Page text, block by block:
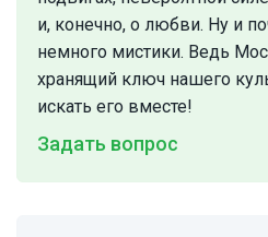
и, конечно, о любви. Ну и
немного мистики. Ведь
хранящий ключ нашего
искать его вместе!
Задать вопрос